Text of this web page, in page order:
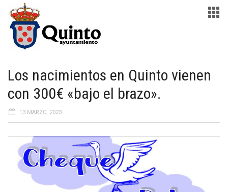
Los nacimientos en Quinto vienen
con 300€ «bajo el brazo».
13 MARZO, 2023